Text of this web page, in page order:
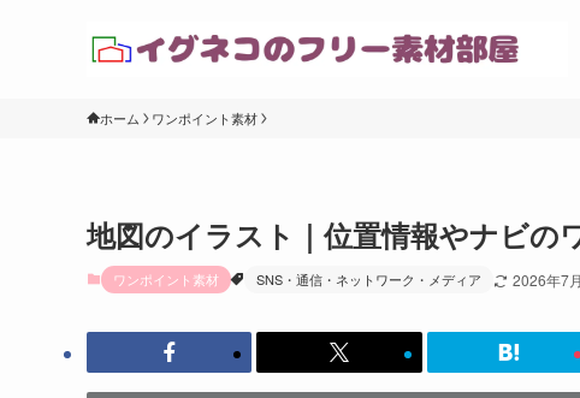
ホーム ワンポイント素材
地図のイラスト｜位置情報やナビの
ワンポイント素材 SNS・通信・ネットワーク・メディア 2026年7